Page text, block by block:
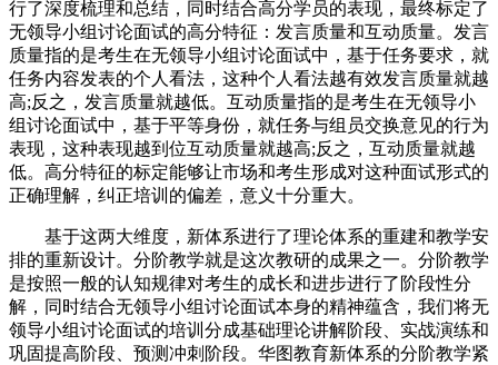
行了深度梳理和总结，同时结合高分学员的表现，最终标定了
无领导小组讨论面试的高分特征：发言质量和互动质量。发言
质量指的是考生在无领导小组讨论面试中，基于任务要求，就
任务内容发表的个人看法，这种个人看法越有效发言质量就越
高;反之，发言质量就越低。互动质量指的是考生在无领导小
组讨论面试中，基于平等身份，就任务与组员交换意见的行为
表现，这种表现越到位互动质量就越高;反之，互动质量就越
低。高分特征的标定能够让市场和考生形成对这种面试形式的
正确理解，纠正培训的偏差，意义十分重大。
基于这两大维度，新体系进行了理论体系的重建和教学安
排的重新设计。分阶教学就是这次教研的成果之一。分阶教学
是按照一般的认知规律对考生的成长和进步进行了阶段性分
解，同时结合无领导小组讨论面试本身的精神蕴含，我们将无
领导小组讨论面试的培训分成基础理论讲解阶段、实战演练和
巩固提高阶段、预测冲刺阶段。华图教育新体系的分阶教学紧